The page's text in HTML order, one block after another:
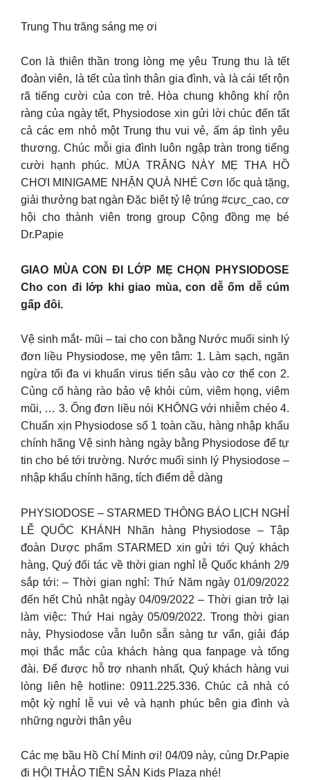
Trung Thu trăng sáng mẹ ơi
Con là thiên thần trong lòng mẹ yêu Trung thu là tết
đoàn viên, là tết của tình thân gia đình, và là cái tết rộn
rã tiếng cười của con trẻ. Hòa chung không khí rộn
ràng của ngày tết, Physiodose xin gửi lời chúc đến tất
cả các em nhỏ một Trung thu vui vẻ, ấm áp tình yêu
thương. Chúc mỗi gia đình luôn ngập tràn trong tiếng
cười hạnh phúc. MÙA TRĂNG NÀY MẸ THA HỒ
CHƠI MINIGAME NHẬN QUÀ NHÉ Cơn lốc quà tặng,
giải thưởng bạt ngàn Đặc biệt tỷ lệ trúng #cực_cao, cơ
hội cho thành viên trong group Cộng đồng mẹ bé
Dr.Papie
GIAO MÙA CON ĐI LỚP MẸ CHỌN PHYSIODOSE
Cho con đi lớp khi giao mùa, con dễ ốm dễ cúm
gấp đôi.
Vệ sinh mắt- mũi – tai cho con bằng Nước muối sinh lý
đơn liều Physiodose, mẹ yên tâm: 1. Làm sạch, ngăn
ngừa tối đa vi khuẩn virus tiến sâu vào cơ thể con 2.
Củng cố hàng rào bảo vệ khỏi cúm, viêm họng, viêm
mũi, … 3. Ống đơn liều nói KHÔNG với nhiễm chéo 4.
Chuẩn xịn Physiodose số 1 toàn cầu, hàng nhập khẩu
chính hãng Vệ sinh hàng ngày bằng Physiodose để tự
tin cho bé tới trường. Nước muối sinh lý Physiodose –
nhập khẩu chính hãng, tích điểm dễ dàng
PHYSIODOSE – STARMED THÔNG BÁO LỊCH NGHỈ
LỄ QUỐC KHÁNH Nhãn hàng Physiodose – Tập
đoàn Dược phẩm STARMED xin gửi tới Quý khách
hàng, Quý đối tác về thời gian nghỉ lễ Quốc khánh 2/9
sắp tới: – Thời gian nghỉ: Thứ Năm ngày 01/09/2022
đến hết Chủ nhật ngày 04/09/2022 – Thời gian trở lại
làm việc: Thứ Hai ngày 05/09/2022. Trong thời gian
này, Physiodose vẫn luôn sẵn sàng tư vấn, giải đáp
mọi thắc mắc của khách hàng qua fanpage và tổng
đài. Để được hỗ trợ nhanh nhất, Quý khách hàng vui
lòng liên hệ hotline: 0911.225.336. Chúc cả nhà có
một kỳ nghỉ lễ vui vẻ và hạnh phúc bên gia đình và
những người thân yêu
Các mẹ bầu Hồ Chí Minh ơi! 04/09 này, cùng Dr.Papie
đi HỘI THẢO TIỀN SẢN Kids Plaza nhé!